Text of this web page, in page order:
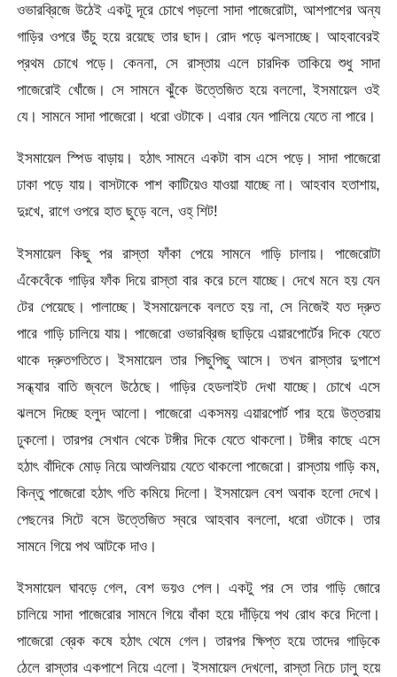
ওভারব্রিজে উঠেই একটু দূরে চোখে পড়লো সাদা পাজেরোটা, আশপাশের অন্য
গাড়ির ওপরে উঁচু হয়ে রয়েছে তার ছাদ। রোদ পড়ে ঝলসাচ্ছে। আহবাবেরই
প্রথম চোখে পড়ে। কেননা, সে রাস্তায় এলে চারদিক তাকিয়ে শুধু সাদা
পাজেরোই খোঁজে। সে সামনে ঝুঁকে উত্তেজিত হয়ে বললো, ইসমায়েল ওই
যে। সামনে সাদা পাজেরো। ধরো ওটাকে। এবার যেন পালিয়ে যেতে না পারে।
ইসমায়েল স্পিড বাড়ায়। হঠাৎ সামনে একটা বাস এসে পড়ে। সাদা পাজেরো
ঢাকা পড়ে যায়। বাসটাকে পাশ কাটিয়েও যাওয়া যাচ্ছে না। আহবাব হতাশায়,
দুঃখে, রাগে ওপরে হাত ছুড়ে বলে, ওহ্ শিট!
ইসমায়েল কিছু পর রাস্তা ফাঁকা পেয়ে সামনে গাড়ি চালায়। পাজেরোটা
এঁকেবেঁকে গাড়ির ফাঁক দিয়ে রাস্তা বার করে চলে যাচ্ছে। দেখে মনে হয় যেন
টের পেয়েছে। পালাচ্ছে। ইসমায়েলকে বলতে হয় না, সে নিজেই যত দ্রুত
পারে গাড়ি চালিয়ে যায়। পাজেরো ওভারব্রিজ ছাড়িয়ে এয়ারপোর্টের দিকে যেতে
থাকে দ্রুতগতিতে। ইসমায়েল তার পিছুপিছু আসে। তখন রাস্তার দুপাশে
সন্ধ্যার বাতি জ্বলে উঠেছে। গাড়ির হেডলাইট দেখা যাচ্ছে। চোখে এসে
ঝলসে দিচ্ছে হলুদ আলো। পাজেরো একসময় এয়ারপোর্ট পার হয়ে উত্তরায়
ঢুকলো। তারপর সেখান থেকে টঙ্গীর দিকে যেতে থাকলো। টঙ্গীর কাছে এসে
হঠাৎ বাঁদিকে মোড় নিয়ে আশুলিয়ায় যেতে থাকলো পাজেরো। রাস্তায় গাড়ি কম,
কিন্তু পাজেরো হঠাৎ গতি কমিয়ে দিলো। ইসমায়েল বেশ অবাক হলো দেখে।
পেছনের সিটে বসে উত্তেজিত স্বরে আহবাব বললো, ধরো ওটাকে। তার
সামনে গিয়ে পথ আটকে দাও।
ইসমায়েল ঘাবড়ে গেল, বেশ ভয়ও পেল। একটু পর সে তার গাড়ি জোরে
চালিয়ে সাদা পাজেরোর সামনে গিয়ে বাঁকা হয়ে দাঁড়িয়ে পথ রোধ করে দিলো।
পাজেরো ব্রেক কষে হঠাৎ থেমে গেল। তারপর ক্ষিপ্ত হয়ে তাদের গাড়িকে
ঠেলে রাস্তার একপাশে নিয়ে এলো। ইসমায়েল দেখলো, রাস্তা নিচে ঢালু হয়ে